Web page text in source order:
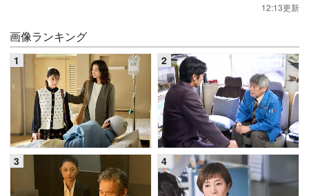
12:13更新
画像ランキング